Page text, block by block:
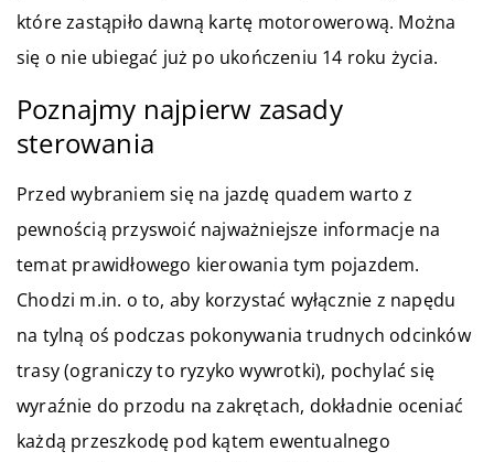
które zastąpiło dawną kartę motorowerową. Można
się o nie ubiegać już po ukończeniu 14 roku życia.
Poznajmy najpierw zasady
sterowania
Przed wybraniem się na jazdę quadem warto z
pewnością przyswoić najważniejsze informacje na
temat prawidłowego kierowania tym pojazdem.
Chodzi m.in. o to, aby korzystać wyłącznie z napędu
na tylną oś podczas pokonywania trudnych odcinków
trasy (ograniczy to ryzyko wywrotki), pochylać się
wyraźnie do przodu na zakrętach, dokładnie oceniać
każdą przeszkodę pod kątem ewentualnego